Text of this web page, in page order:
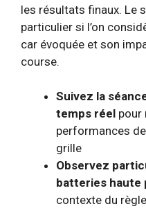
les résultats finaux. Le
particulier si l’on
car évoquée et son
course.
Suivez la
temps réel pour
performances
grille
Observez
batteries haute
contexte du